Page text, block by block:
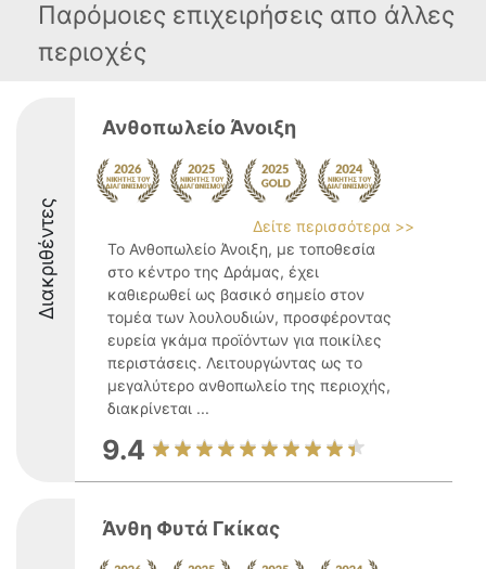
Παρόμοιες επιχειρήσεις απο άλλες
περιοχές
Διακριθέντες
Ανθοπωλείο Άνοιξη
Δείτε περισσότερα >>
Το Ανθοπωλείο Άνοιξη, με τοποθεσία
στο κέντρο της Δράμας, έχει
καθιερωθεί ως βασικό σημείο στον
τομέα των λουλουδιών, προσφέροντας
ευρεία γκάμα προϊόντων για ποικίλες
περιστάσεις. Λειτουργώντας ως το
μεγαλύτερο ανθοπωλείο της περιοχής,
διακρίνεται ...
9.4
Άνθη Φυτά Γκίκας